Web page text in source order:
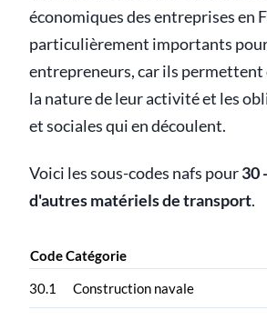
économiques des entreprises en
particulièrement importants
entrepreneurs, car ils
la nature de leur activité et les
et sociales qui en découlent.
Voici les sous-codes nafs pour30
d'autres matériels de transport.
CodeCatégorie
30.1
Construction navale